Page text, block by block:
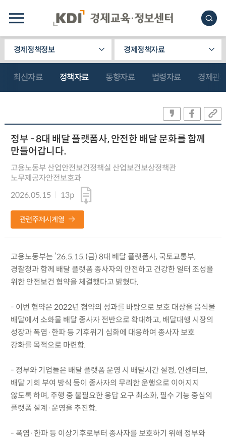
경제정책정보 경제정책자료
최신자료 정책자료 동향자료 법령자료 경제관
정부 - 8대 배달 플랫폼사, 안전한 배달 문화를 함께
만들어갑니다.
고용노동부 산업안전보건정책실 산업보건보상정책관
노무제공자안전보호과
2026.05.15
13p
관련주제시계열
고용노동부는 ’26.5.15.(금) 8대 배달 플랫폼사, 국토교통부,
경찰청과 함께 배달 플랫폼 종사자의 안전하고 건강한 일터 조성을
위한 안전보건 협약을 체결했다고 밝혔다.
- 이번 협약은 2022년 협약의 성과를 바탕으로 보호 대상을 음식물
배달에서 소화물 배달 종사자 전반으로 확대하고, 배달대행 시장의
성장과 폭염·한파 등 기후위기 심화에 대응하여 종사자 보호
강화를 목적으로 마련함.
- 정부와 기업들은 배달 플랫폼 운영 시 배달시간 설정, 인센티브,
배달 기회 부여 방식 등이 종사자의 무리한 운행으로 이어지지
않도록 하며, 주행 중 불필요한 응답 요구 최소화, 필수 기능 중심의
플랫폼 설계·운영을 추진함.
- 폭염·한파 등 이상기후로부터 종사자를 보호하기 위해 정부와